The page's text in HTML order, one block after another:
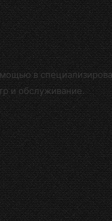
в
и обслуживание.